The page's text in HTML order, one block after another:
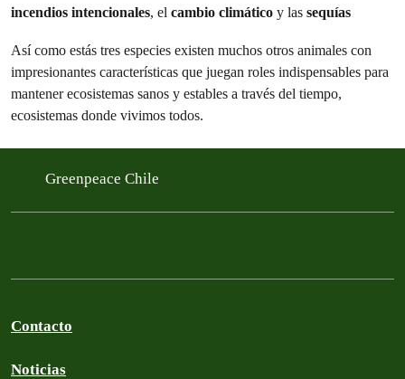
incendios intencionales, el cambio climático y las sequías
Así como estás tres especies existen muchos otros animales con
impresionantes características que juegan roles indispensables para
mantener ecosistemas sanos y estables a través del tiempo,
ecosistemas donde vivimos todos.
Greenpeace Chile
Contacto
Noticias